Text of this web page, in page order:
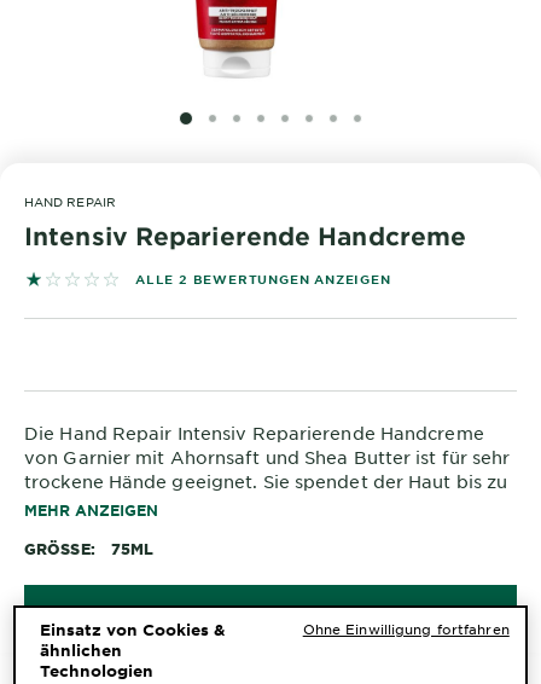
DIAGNOSTIK
Unsere
Inhaltsstoffe
Garnier x
Bündchen
Nachhaltigkeit
Cruelty Free
International
Eco
SLIDE 1
SLIDE 2
SLIDE 3
SLIDE 4
SLIDE 5
SLIDE 6
SLIDE 7
SLIDE 8
HAND REPAIR
Intensiv Reparierende Handcreme
1 out of 5 stars based on reviews
ALLE 2 BEWERTUNGEN ANZEIGEN
Die Hand Repair Intensiv Reparierende Handcreme
von Garnier mit Ahornsaft und Shea Butter ist für sehr
trockene Hände geeignet. Sie spendet der Haut bis zu
48 Stunden langanhaltend Feuchtigkeit und
verleiht den Händen wieder ein angenehmes Gefühl
MEHR ANZEIGEN
GRÖSSE 75ML
JETZT KAUFEN
Einsatz von Cookies &
ähnlichen
Technologien
Ohne Einwilligung fortfahren